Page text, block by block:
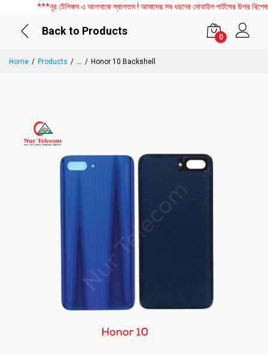
***নূর টেলিকম এ আপনাকে স্বাগতম ! আমাদের সব ধরনের মোবাইল পার্টসের উপর
Back to Products
0
Home Products ... Honor 10 Backshell